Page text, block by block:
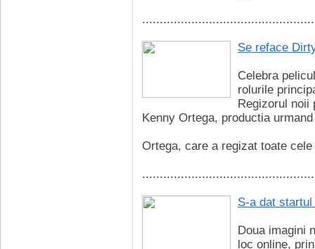
Se reface
Celebra
rolurile
Regizorul noii
Kenny Ortega, productia
Ortega, care a regizat toate
S-a dat
Doua imagini
loc online,